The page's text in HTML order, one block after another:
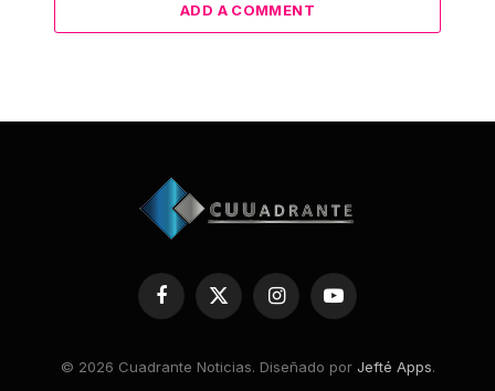
ADD A COMMENT
Facebook
X
InstagramYouTube
© 2026 Cuadrante Noticias. Diseñado por Jefté Apps.